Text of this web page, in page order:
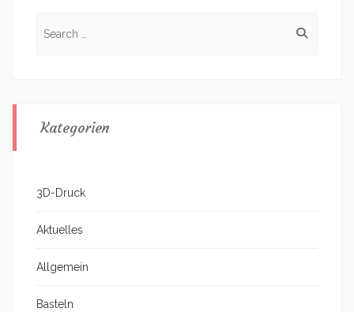
Kategorien
3D-Druck
Aktuelles
Allgemein
Basteln